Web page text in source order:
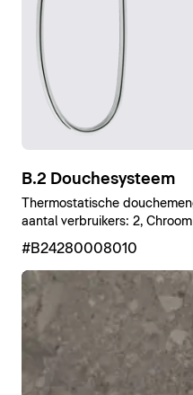
B.2 Douchesysteem
Thermostatische
aantal verbruikers: 2,
#B24280008010